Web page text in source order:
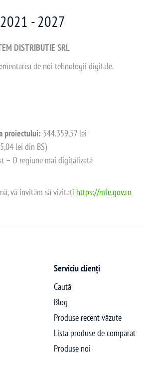
- 2027
DISTRIBUTIE SRL
de noi tehnologii digitale.
proiectului: 544.359,57 lei
lei din BS)
– O regiune mai digitalizată
vă invităm să vizitați https://mfe.gov.ro
Serviciu clienți
Caută
Blog
Produse recent văzute
Lista produse de comparat
Produse noi